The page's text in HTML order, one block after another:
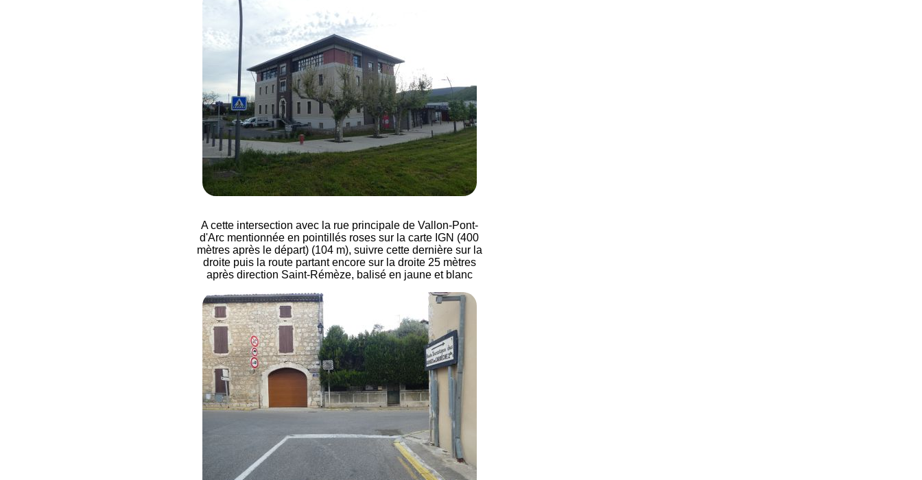
A cette intersection avec la rue principale de Vallon-Pont-
d'Arc mentionnée en pointillés roses sur la carte IGN (400
mètres après le départ) (104 m), suivre cette dernière sur la
droite puis la route partant encore sur la droite 25 mètres
après direction Saint-Rémèze, balisé en jaune et blanc